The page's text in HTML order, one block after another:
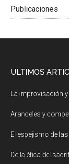
Publicaciones
ULTIMOS
La improvisación y
Aranceles y
El espejismo de
De la ética del